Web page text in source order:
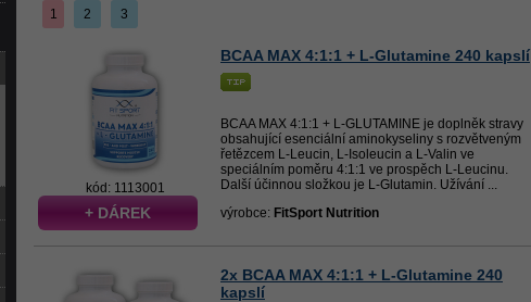
1 2 3
kód: 1113001
+ DÁREK
BCAA MAX 4:1:1 + L-Glutamine 240 kapslí
BCAA MAX 4:1:1 + L-GLUTAMINE je doplněk stravy
obsahující esenciální aminokyseliny s rozvětveným
řetězcem L-Leucin, L-Isoleucin a L-Valin ve
speciálním poměru 4:1:1 ve prospěch L-Leucinu.
Další účinnou složkou je L-Glutamin. Užívání ...
výrobce: FitSport Nutrition
2x BCAA MAX 4:1:1 + L-Glutamine 240
kapslí